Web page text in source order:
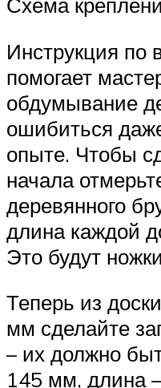
Инструкция по
помогает
обдумывание
ошибиться
опыте. Чтобы
начала
деревянного
длина каждой
Это будут
Теперь из
мм сделайте
– их должно
145 мм, длина